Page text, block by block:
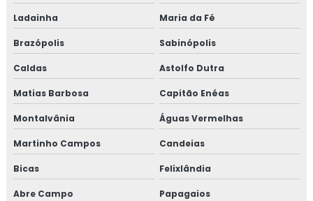
Ladainha Maria da Fé
Brazópolis Sabinópolis
Caldas Astolfo Dutra
Matias Barbosa Capitão Enéas
Montalvânia Águas Vermelhas
Martinho Campos Candeias
Bicas Felixlândia
Abre Campo Papagaios